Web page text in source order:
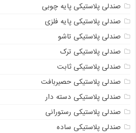
صندلی پلاستیکی پایه چوبی
صندلی پلاستیکی پایه فلزی
صندلی پلاستیکی تاشو
صندلی پلاستیکی ترک
صندلی پلاستیکی ثابت
صندلی پلاستیکی حصیربافت
صندلی پلاستیکی دسته دار
صندلی پلاستیکی رستورانی
صندلی پلاستیکی ساده